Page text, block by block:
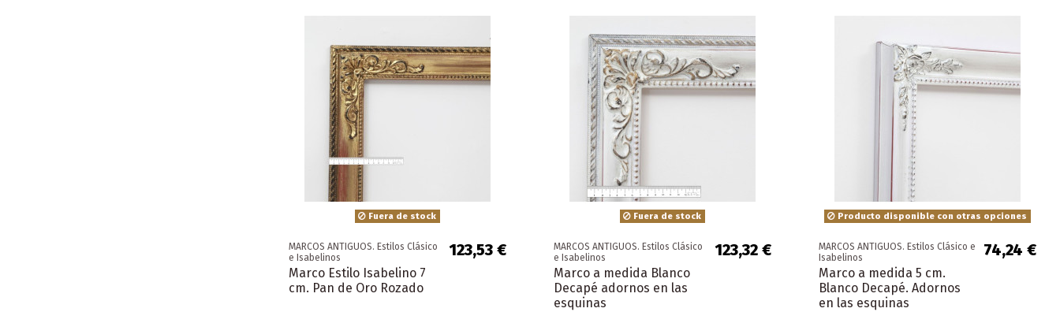
Fuera de stock
MARCOS ANTIGUOS. Estilos Clásico
e Isabelinos
Marco Estilo Isabelino 7
cm. Pan de Oro Rozado
123,53 €
Fuera de stock
MARCOS ANTIGUOS. Estilos Clásico
e Isabelinos
Marco a medida Blanco
Decapé adornos en las
esquinas
123,32 €
Producto disponible con otras opciones
MARCOS ANTIGUOS. Estilos Clásico e
Isabelinos
Marco a medida 5 cm.
Blanco Decapé. Adornos
en las esquinas
74,24 €